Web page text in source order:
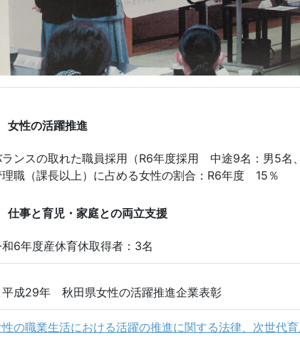
女性の活躍推進
ランスの取れた職員採用（R6年度採用 中途9名：男5名
職（課長以上）に占める女性の割合：R6年度 15％
仕事と育児・家庭との両立支援
6年度産休育休取得者：3名
平成29年 秋田県女性の活躍推進企業表彰
の職業生活における活躍の推進に関する法律、次世代育